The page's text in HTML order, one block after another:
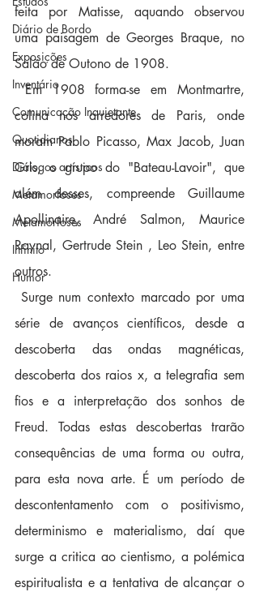
Diário de Bordo
Exposições
Inventário
Comunicação Inquietante
Quotidianos
Diálogos artísticos
Metamorfoses
Metamorfoses
Infinito
Humor
feita por Matisse, aquando observou
uma paisagem de Georges Braque, no
Salão de Outono de 1908.
Em 1908 forma-se em Montmartre,
colina nos arredores de Paris, onde
moram Pablo Picasso, Max Jacob, Juan
Gris, o grupo do "Bateau-Lavoir", que
além desses, compreende Guillaume
Apollinaire, André Salmon, Maurice
Raynal, Gertrude Stein , Leo Stein, entre
outros.
série de avanços científicos, desde a
descoberta das ondas magnéticas,
descoberta dos raios x, a telegrafia sem
fios e a interpretação dos sonhos de
Freud. Todas estas descobertas trarão
consequências de uma forma ou outra,
para esta nova arte. É um período de
descontentamento com o positivismo,
determinismo e materialismo, daí que
surge a critica ao cientismo, a polémica
espiritualista e a tentativa de alcançar o